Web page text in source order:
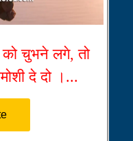
चुभने लगे, तो
दे दो ।...